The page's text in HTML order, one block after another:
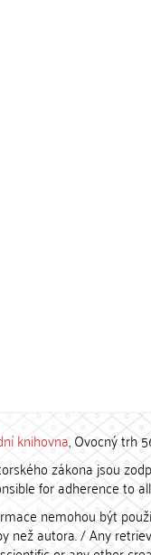
knihovna, Ovocný trh
zákona jsou
for adherence to
nemohou být
než autora. / Any